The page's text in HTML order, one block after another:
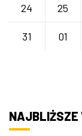
24 25
31 01
NAJBLIŻSZE